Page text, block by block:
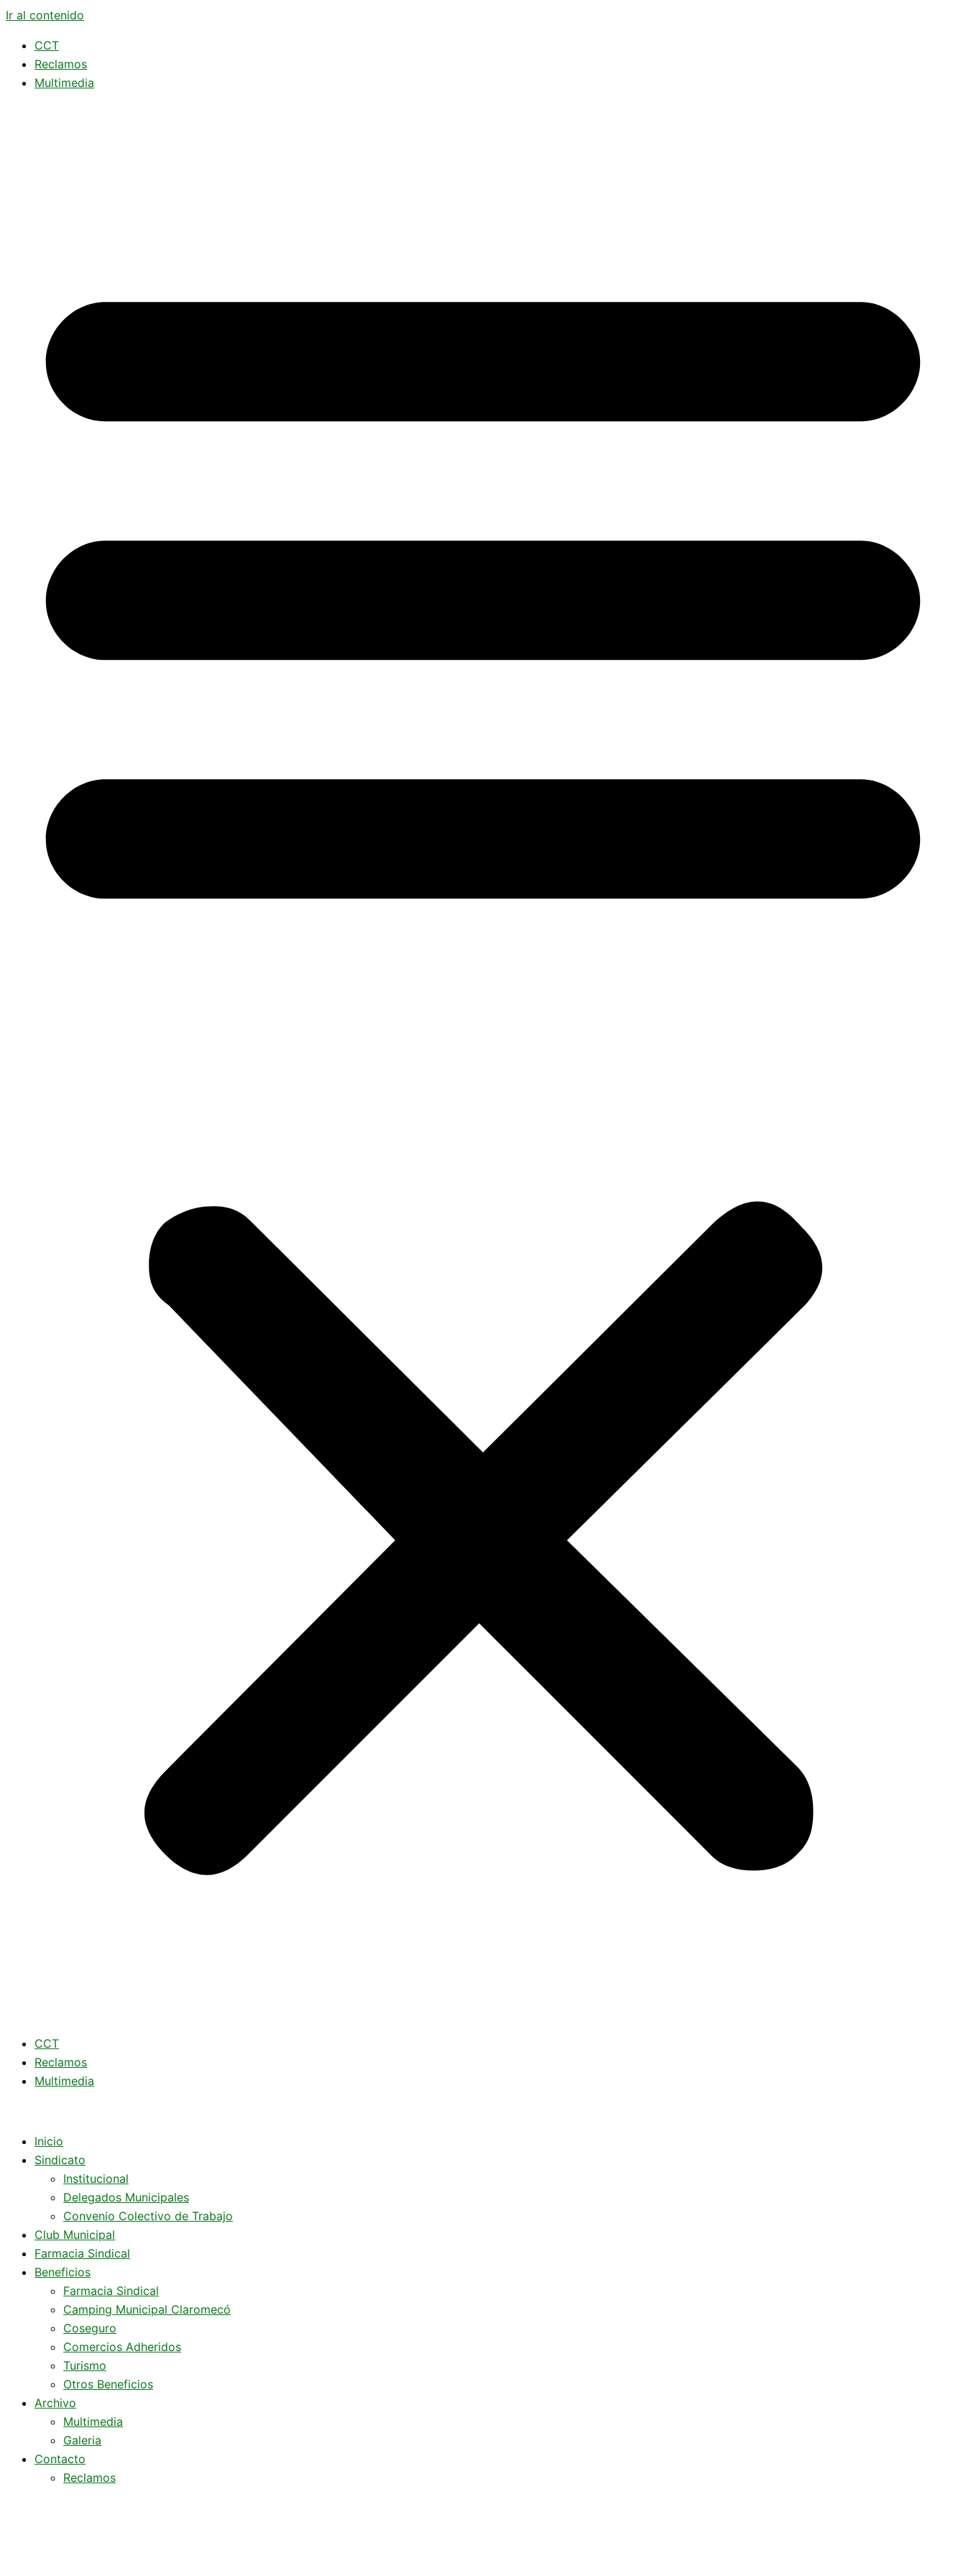
Ir al contenido
CCT
Reclamos
Multimedia
CCT
Reclamos
Multimedia
Inicio
Sindicato
Institucional
Delegados Municipales
Convenio Colectivo de Trabajo
Club Municipal
Farmacia Sindical
Beneficios
Farmacia Sindical
Camping Municipal Claromecó
Coseguro
Comercios Adheridos
Turismo
Otros Beneficios
Archivo
Multimedia
Galeria
Contacto
Reclamos